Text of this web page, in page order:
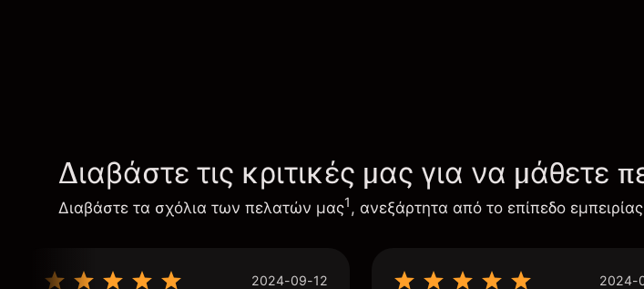
Διαβάστε τις κριτικές μας για να μάθετε
Διαβάστε τα σχόλια των πελατών μας1, ανεξάρτητα από το επίπεδο
2024-09-12 2024-